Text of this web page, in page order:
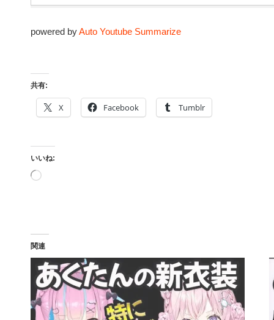
powered byAuto Youtube Summarize
共有:
X Facebook Tumblr
いいね:
読
関連